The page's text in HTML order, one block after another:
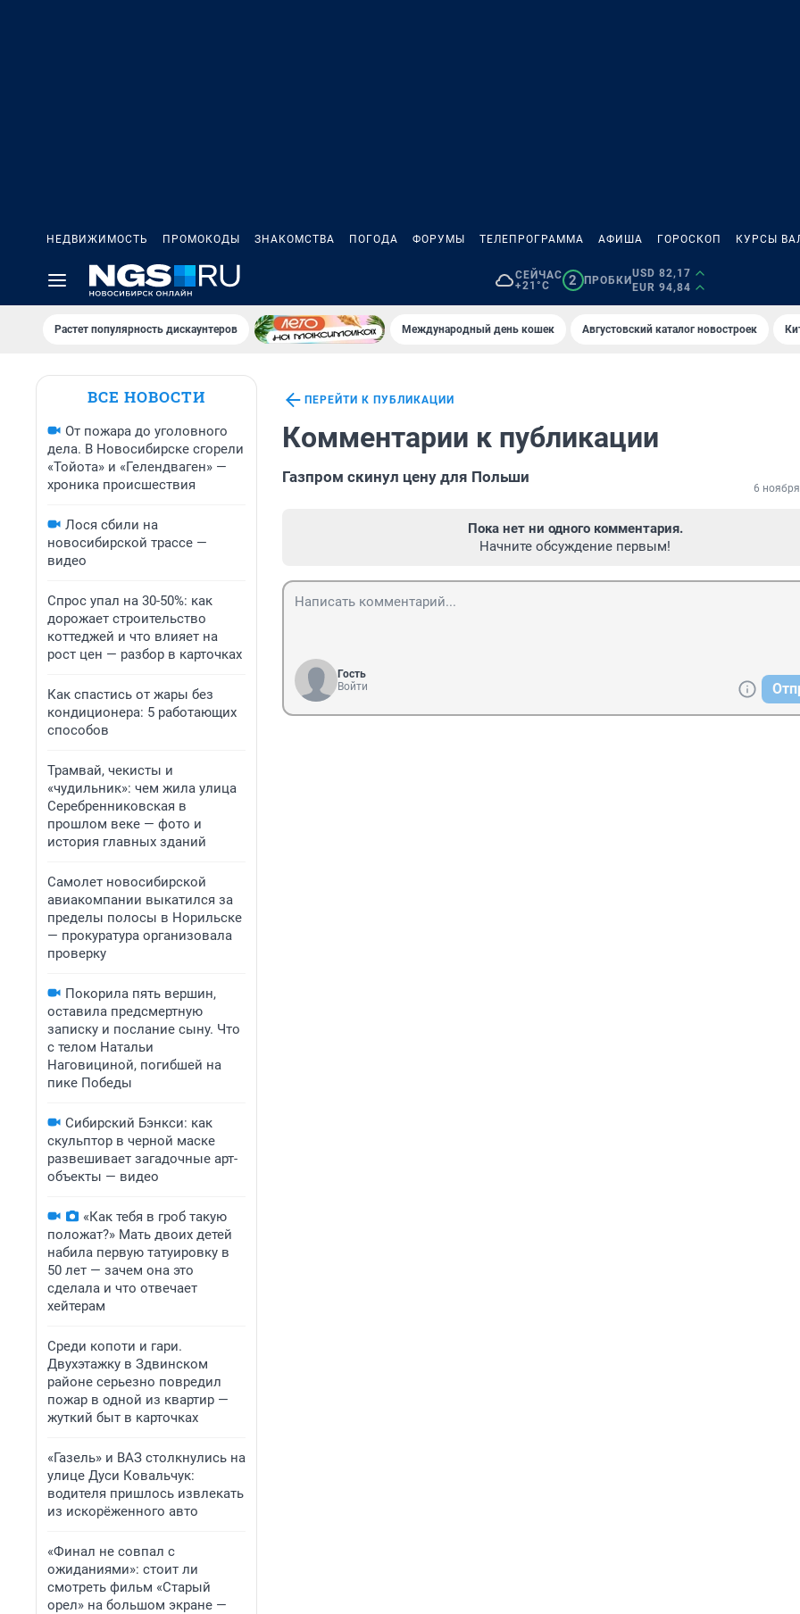
НЕДВИЖИМОСТЬ ПРОМОКОДЫ ЗНАКОМСТВА ПОГОДА ФОРУМЫ ТЕЛЕПРОГРАММА АФИША ГОРОСКОП КУРСЫ
СЕЙЧАС
+21°C
2 ПРОБКИ
USD 82,17
EUR 94,84
Растет популярность дискаунтеров Международный день кошек Августовский каталог новостроек
ВСЕ НОВОСТИ
От пожара до уголовного
дела. В Новосибирске сгорели
«Тойота» и «Гелендваген» —
хроника происшествия
Лося сбили на
новосибирской трассе —
видео
Спрос упал на 30-50%: как
дорожает строительство
коттеджей и что влияет на
рост цен — разбор в карточках
Как спастись от жары без
кондиционера: 5 работающих
способов
Трамвай, чекисты и
«чудильник»: чем жила улица
Серебренниковская в
прошлом веке — фото и
история главных зданий
Самолет новосибирской
авиакомпании выкатился за
пределы полосы в Норильске
— прокуратура организовала
проверку
Покорила пять вершин,
оставила предсмертную
записку и послание сыну. Что
с телом Натальи
Наговициной, погибшей на
пике Победы
Сибирский Бэнкси: как
скульптор в черной маске
развешивает загадочные арт-
объекты — видео
«Как тебя в гроб такую
положат?» Мать двоих детей
набила первую татуировку в
50 лет — зачем она это
сделала и что отвечает
хейтерам
Среди копоти и гари.
Двухэтажку в Здвинском
районе серьезно повредил
пожар в одной из квартир —
жуткий быт в карточках
«Газель» и ВАЗ столкнулись на
улице Дуси Ковальчук:
водителя пришлось извлекать
из искорёженного авто
«Финал не совпал с
ожиданиями»: стоит ли
смотреть фильм «Старый
орел» на большом экране —
ПЕРЕЙТИ К ПУБЛИКАЦИИ
Комментарии к публикации
Газпром скинул цену для Польши
6
Пока нет ни одного комментария.
Начните обсуждение первым!
Гость
Войти